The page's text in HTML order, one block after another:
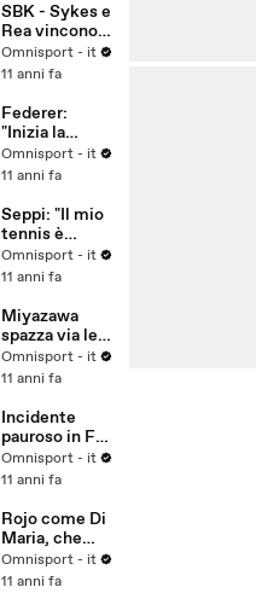
SBK - Sykes e
Rea vincono a
Misano,
Biaggi due
Omnisport - it
11 anni fa
Federer:
"Inizia la
preparazione
per
Omnisport - it
11 anni fa
Seppi: "Il mio
tennis è
migliorato
negli anni"
Omnisport - it
11 anni fa
Miyazawa
spazza via le
ragnatele...
Omnisport - it
11 anni fa
Incidente
pauroso in F3,
illeso Gustavo
Menezes
Omnisport - it
11 anni fa
Rojo come Di
Maria, che
rabona!
Omnisport - it
11 anni fa